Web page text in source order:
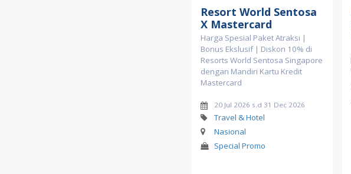
Resort World Sentosa
X Mastercard
Harga Spesial Paket Atraksi |
Bonus Ekslusif | Diskon 10% di
Resorts World Sentosa Singapore
dengan Mandiri Kartu Kredit
Mastercard
20 Jul 2026 s.d 31 Dec 2026
Travel & Hotel
Nasional
Special Promo